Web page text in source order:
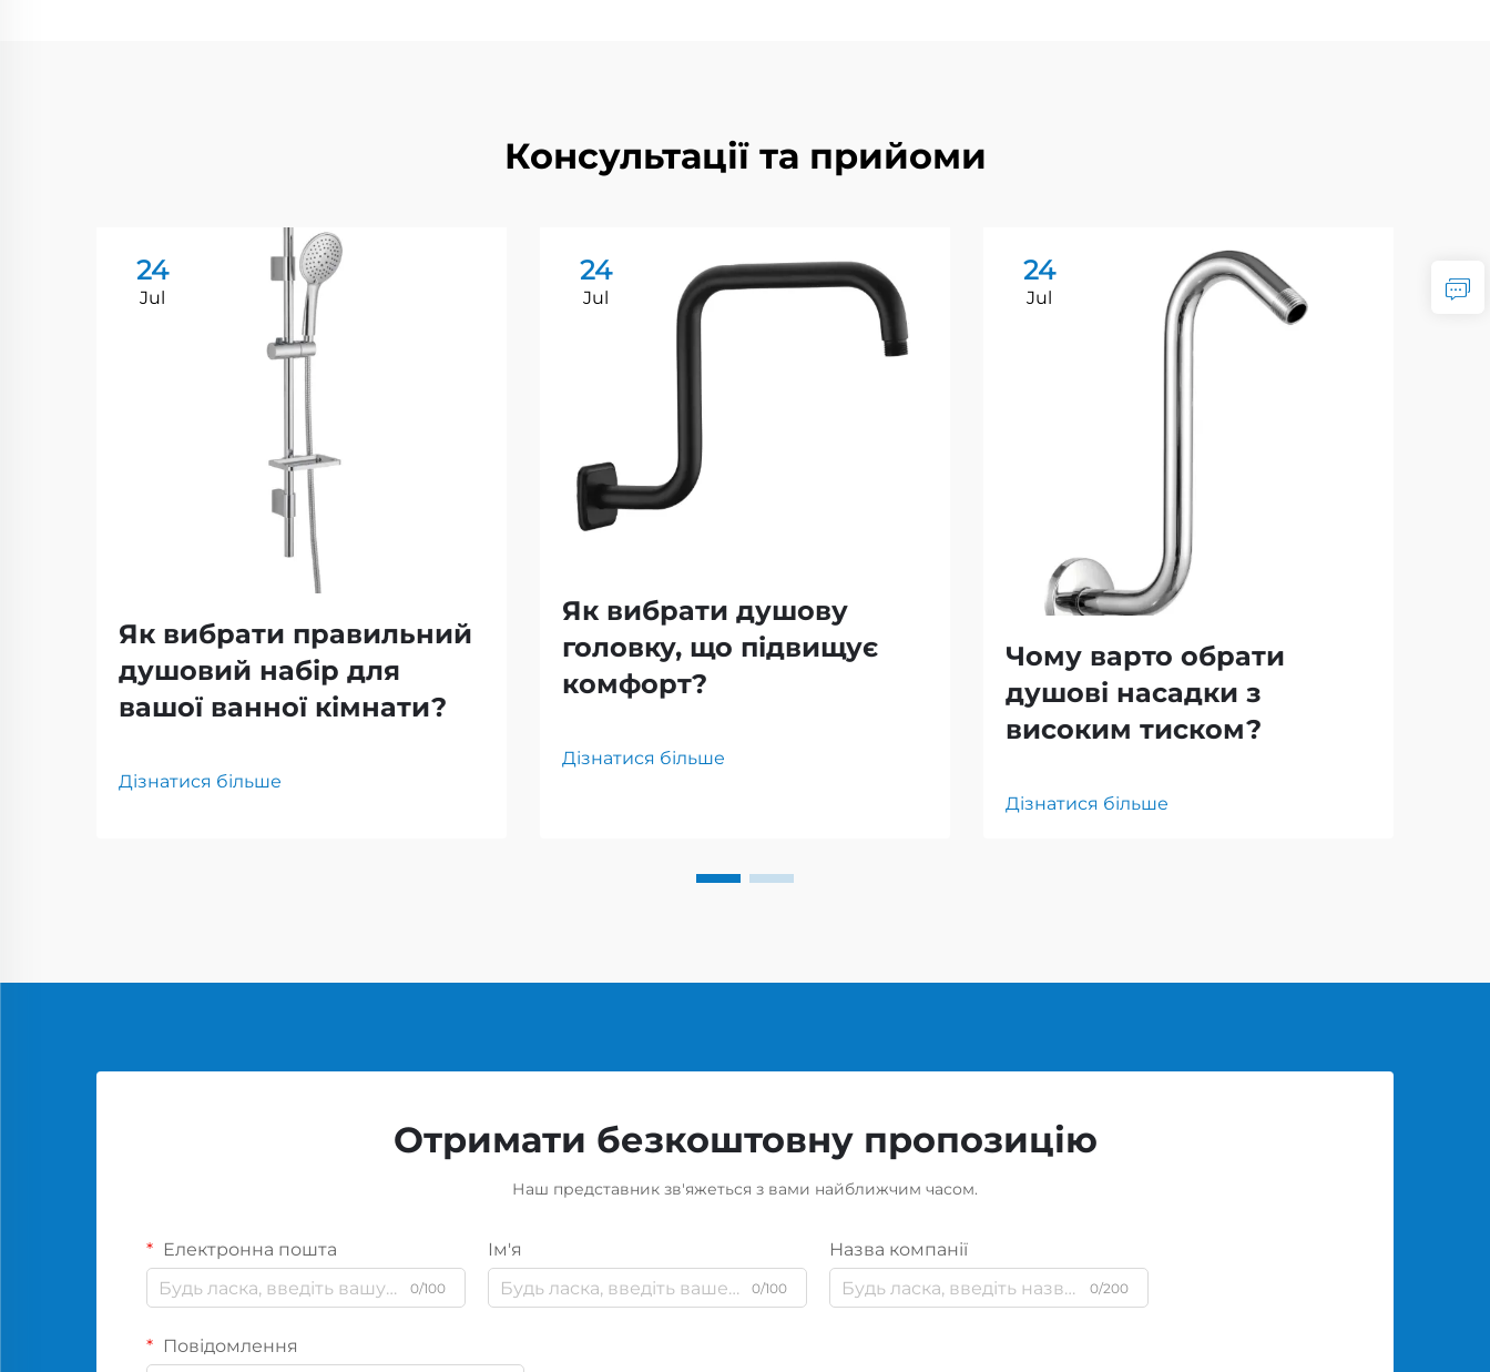
Консультації та прийоми
24
Jul
Як вибрати правильний
душовий набір для
вашої ванної кімнати?
Дізнатися більше
24
Jul
Як вибрати душову
головку, що підвищує
комфорт?
Дізнатися більше
24
Jul
Чому варто обрати
душові насадки з
високим тиском?
Дізнатися більше
Отримати безкоштовну пропозицію
Наш представник зв'яжеться з вами найближчим часом.
Електронна пошта
0/100
Ім'я
0/100
Назва компанії
0/200
Повідомлення